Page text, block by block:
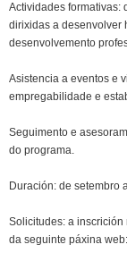
Actividades formativas:
dirixidas a desenvolver
desenvolvemento
Asistencia a eventos e
empregabilidade e
Seguimento e
do programa.
Duración: de setembro
Solicitudes: a
da seguinte páxina web: